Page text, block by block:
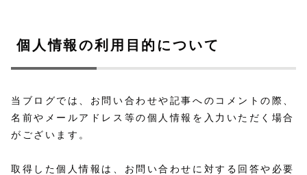
個人情報の利用目的について
当ブログでは、お問い合わせや記事へのコメントの際、
名前やメールアドレス等の個人情報を入力いただく場合
がございます。
取得した個人情報は、お問い合わせに対する回答や必要